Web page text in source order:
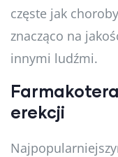
częste jak
znacząco na
innymi ludźmi.
erekcji